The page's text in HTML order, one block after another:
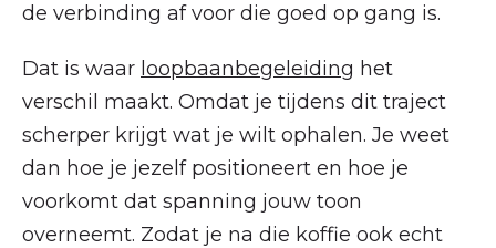
de verbinding af voor die goed op gang is.
Dat is waar loopbaanbegeleiding het
verschil maakt. Omdat je tijdens dit traject
scherper krijgt wat je wilt ophalen. Je weet
dan hoe je jezelf positioneert en hoe je
voorkomt dat spanning jouw toon
overneemt. Zodat je na die koffie ook echt